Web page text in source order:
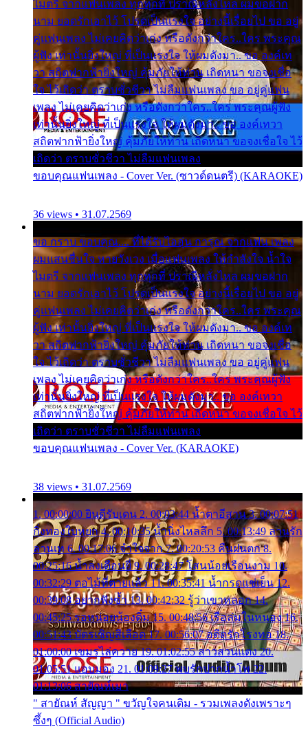
ไมตรี จากแฟนเพลง ทุกทุกที่ ปราณีหลั่งไหล ผมขอฝาก
นาม ยอดรักเอาไว้ โปรดเป็นแรงใจ อย่างนี้เรื่อยไป ขอ อยู่
คู่แฟนเพลง ไม่เคยคิดว่าเก่ง หรือดังกว่าใคร..ใคร พระคุณ
ผู้ฟัง เท่านั้นยิ่งใหญ่ ที่เป็นแรงใจ ให้ผมดังมา.. ขอ องค์เท
วา สถิตฟากฟ้ายิ่งใหญ่ คุ้มภัยให้ท่าน เถิดหนา ขอจงเชื่อ
ใจ ไว้เถิดว่า ตราบชั่วชีวา ไม่ลืมแฟนเพลง ขอ อยู่คู่แฟน
เพลง ไม่เคยคิดว่าเก่ง หรือดังกว่าใคร..ใคร พระคุณผู้ฟัง
เท่านั้นยิ่งใหญ่ ที่เป็นแรงใจ ให้ผมดังมา.. ขอ องค์เทวา
สถิตฟากฟ้ายิ่งใหญ่ คุ้มภัยให้ท่าน เถิดหนา ขอจงเชื่อใจ ไว้
เถิดว่า ตราบชั่วชีวา ไม่ลืมแฟนเพลง
ขอบคุณแฟนเพลง - Cover Ver. (ซาวด์ดนตรี) (KARAOKE)
36 views • 31.07.2569
ขอ กราบ ขอบคุณ.... ที่ได้รับไออุ่น การุณ จากแฟน เพลง
ผมแสนชื่นใจ หายวังเวง เมื่อแฟนเพลง ให้กำลังใจ น้ำใจ
ไมตรี จากแฟนเพลง ทุกทุกที่ ปราณีหลั่งไหล ผมขอฝาก
นาม ยอดรักเอาไว้ โปรดเป็นแรงใจ อย่างนี้เรื่อยไป ขอ อยู่
คู่แฟนเพลง ไม่เคยคิดว่าเก่ง หรือดังกว่าใคร..ใคร พระคุณ
ผู้ฟัง เท่านั้นยิ่งใหญ่ ที่เป็นแรงใจ ให้ผมดังมา.. ขอ องค์เท
วา สถิตฟากฟ้ายิ่งใหญ่ คุ้มภัยให้ท่าน เถิดหนา ขอจงเชื่อ
ใจ ไว้เถิดว่า ตราบชั่วชีวา ไม่ลืมแฟนเพลง ขอ อยู่คู่แฟน
เพลง ไม่เคยคิดว่าเก่ง หรือดังกว่าใคร..ใคร พระคุณผู้ฟัง
เท่านั้นยิ่งใหญ่ ที่เป็นแรงใจ ให้ผมดังมา.. ขอ องค์เทวา
สถิตฟากฟ้ายิ่งใหญ่ คุ้มภัยให้ท่าน เถิดหนา ขอจงเชื่อใจ ไว้
เถิดว่า ตราบชั่วชีวา ไม่ลืมแฟนเพลง
ขอบคุณแฟนเพลง - Cover Ver. (KARAOKE)
38 views • 31.07.2569
1. 00:00:00 ยินดีรับเดน 2. 00:03:44 น้ำตาอีสาน 3. 00:07:51
กิ่งทองใบหยก 4. 00:10:35 น้ำนิ่งไหลลึก 5. 00:13:49 ลานรัก
ลานเท 6. 00:17:06 จำใจจาก 7. 00:20:53 คืนฝนตก 8.
00:25:16 น้ำลงเดือนยี่ 9. 00:28:47 โสนน้อยเรือนงาม 10.
00:32:29 ตอไม้ที่ตายแล้ว 11. 00:35:41 น้ำกรดแช่เย็น 12.
00:39:08 อยากฟังซ้ำ 13. 00:42:32 รู้ว่าเขาหลอก 14.
00:45:25 รอหน่อยน้องติ๋ม 15. 00:48:56 เรือล่มในหนอง 16.
00:51:43 บัตรเชิญสีเลือด 17. 00:56:07 อดีตรักโรงทอ 18.
01:00:00 เขมรไล่ควาย 19. 01:02:55 สาวสวนแตง 20.
01:05:51 แอบมอง 21. 01:09:27 พบรักปากน้ำโพ 22.
01:13:06 สายัณห์เมา
" สายัณห์ สัญญา " ขวัญใจคนเดิม - รวมเพลงดังเพราะๆ
ซึ้งๆ (Official Audio)